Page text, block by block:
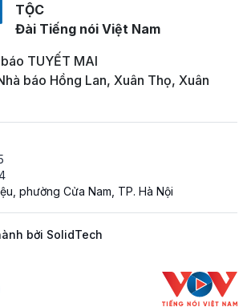
TỘC
Đài Tiếng nói Việt Nam
TUYẾT MAI
báo Hồng Lan, Xuân Thọ, Xuân
phường Cửa Nam, TP. Hà Nội
bởi SolidTech